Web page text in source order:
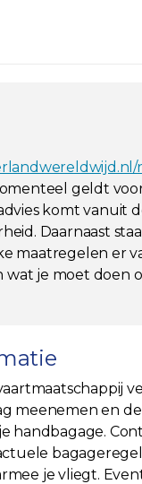
geldt
komt vanuit
Daarnaast
maatregelen er
wat je moet doen
meenemen en
handbagage.
je vliegt.